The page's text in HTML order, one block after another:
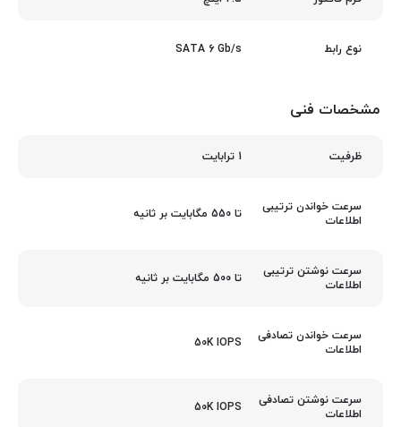
نوع رابط SATA 6 Gb/s
مشخصات فنی
ظرفیت 1 ترابایت
سرعت خواندن ترتیبی
اطلاعات
تا 550 مگابایت بر ثانیه
سرعت نوشتن ترتیبی
اطلاعات
تا 500 مگابایت بر ثانیه
سرعت خواندن تصادفی
اطلاعات
50K IOPS
سرعت نوشتن تصادفی
اطلاعات
50K IOPS